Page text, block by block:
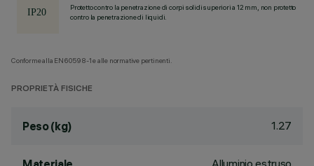
Protetto contro la penetrazione di corpi solidi superiori a 12 mm, non protetto
contro la penetrazione di liquidi.
Conforme alla EN60598-1 e alle normative pertinenti.
PROPRIETÀ FISICHE
Peso (kg) 1.27
Alluminio estruso